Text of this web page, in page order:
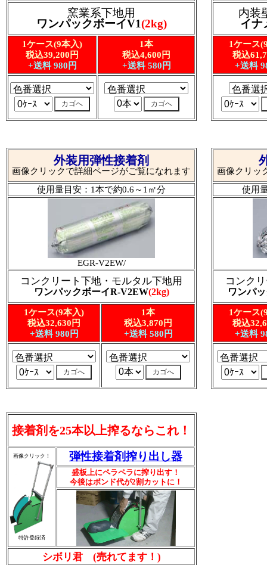
内装
イナ
1ケース
税込
+送料
窯業系下地用
ワンパックボーイV1(2kg)
1ケース(9本入)
税込39,200円
+送料 980円
1本
税込4,600円
+送料 580円
画像クリッ
使用
コンク
ワンパ
1ケース
税込
+送料
外装用弾性接着剤
画像クリックで詳細ページがご覧になれます
使用量目安：1本で約0.6～1㎡分
EGR-V2EW/
コンクリート下地・モルタル下地用
ワンパックボーイR-V2EW(2kg)
1ケース(9本入)
税込32,630円
+送料 980円
1本
税込3,870円
+送料 580円
接着剤を25本以上搾るならこれ！
画像クリック！
特許登録済
弾性接着剤搾り出し器
盛板上にペラペラに搾り出す！
今後はボンド代が2割カットに！
シボリ君 (売れてます！)